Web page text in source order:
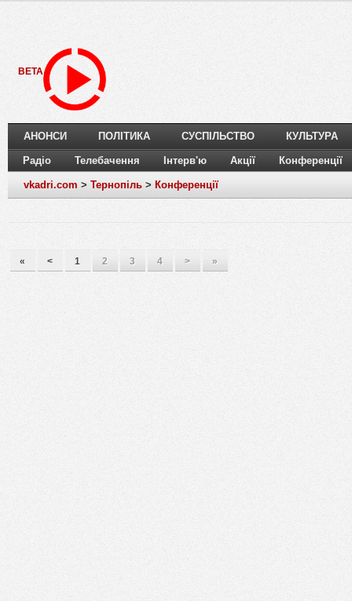
BETA
АНОНСИ ПОЛІТИКА СУСПІЛЬСТВО КУЛЬТУРА
Радіо Телебачення Інтерв'ю Акції Конференції
vkadri.com > Тернопіль > Конференції
« < 1 2 3 4 > »